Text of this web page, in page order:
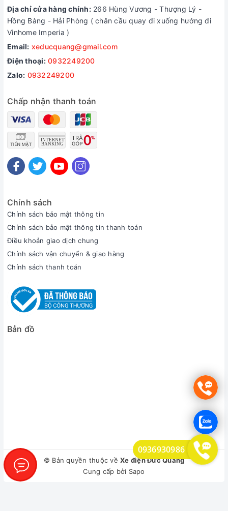
0936930986
Địa chỉ cửa hàng chính:266 Hùng Vương - Thượng Lý -
Hồng Bàng - Hải Phòng ( chân cầu quay đi xuống hướng đi
Vinhome Imperia )
Email: xeducquang@gmail.com
Điện thoại: 0932249200
Zalo: 0932249200
Chấp nhận thanh toán
Chính sách
Chính sách bảo mật thông tin
Chính sách bảo mật thông tin thanh toán
Điều khoản giao dịch chung
Chính sách vận chuyển & giao hàng
Chính sách thanh toán
Bản đồ
© Bản quyền thuộc về Xe điện Đức Quảng
Cung cấp bởi Sapo